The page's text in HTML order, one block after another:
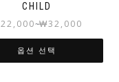
CHILD
22,000~₩32,000
옵션 선택